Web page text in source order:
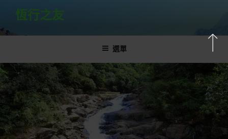
主
容
恆行之友
選單